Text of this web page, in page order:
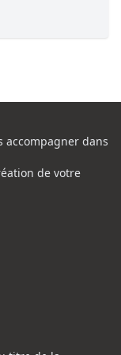
accompagner dans
de votre